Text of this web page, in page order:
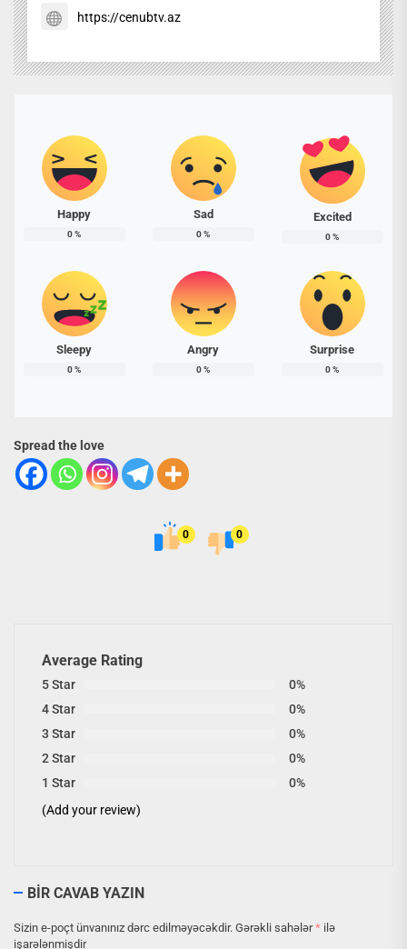
https://cenubtv.az
Happy
0%
Sad
0%
Excited
0%
Sleepy
0%
Angry
0%
Surprise
0%
Spread the love
0 0
Average Rating
5 Star
0%
4 Star
0%
3 Star
0%
2 Star
0%
1 Star
0%
(Add your review)
BIR CAVAB YAZIN
Sizin e-poçt ünvanınız dərc edilməyəcəkdir. Gərəkli sahələr* ilə
işarələnmişdir